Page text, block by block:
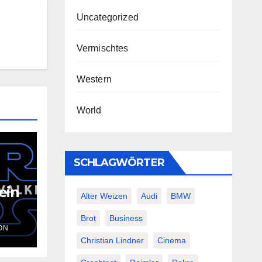
Uncategorized
Vermischtes
Western
World
SCHLAGWÖRTER
Alter Weizen Audi BMW
Brot Business
Christian Lindner Cinema